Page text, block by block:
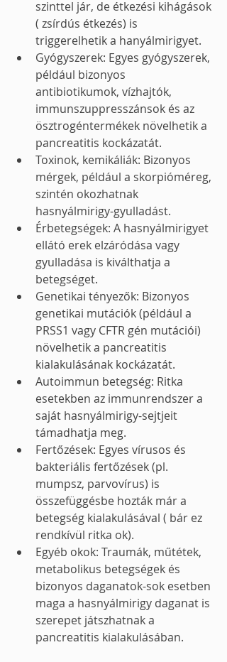
szinttel jár, de étkezési kihágások
( zsírdús étkezés) is
triggerelhetik a hanyálmirigyet.
Gyógyszerek: Egyes gyógyszerek,
például bizonyos
antibiotikumok, vízhajtók,
immunszuppresszánsok és az
ösztrogéntermékek növelhetik a
pancreatitis kockázatát.
Toxinok, kemikáliák: Bizonyos
mérgek, például a skorpióméreg,
szintén okozhatnak
hasnyálmirigy-gyulladást.
Érbetegségek: A hasnyálmirigyet
ellátó erek elzáródása vagy
gyulladása is kiválthatja a
betegséget.
Genetikai tényezők: Bizonyos
genetikai mutációk (például a
PRSS1 vagy CFTR gén mutációi)
növelhetik a pancreatitis
kialakulásának kockázatát.
Autoimmun betegség: Ritka
esetekben az immunrendszer a
saját hasnyálmirigy-sejtjeit
támadhatja meg.
Fertőzések: Egyes vírusos és
bakteriális fertőzések (pl.
mumpsz, parvovírus) is
összefüggésbe hozták már a
betegség kialakulásával ( bár ez
rendkívül ritka ok).
Egyéb okok: Traumák, műtétek,
metabolikus betegségek és
bizonyos daganatok-sok esetben
maga a hasnyálmirigy daganat is
szerepet játszhatnak a
pancreatitis kialakulásában.